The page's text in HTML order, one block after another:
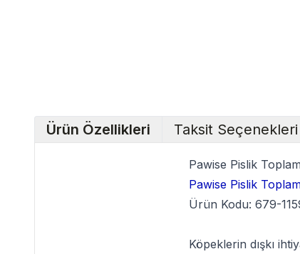
Ürün Özellikleri Taksit Seçenekleri
Pawise Pislik
Pawise Pislik
Ürün Kodu: 679-
Köpeklerin dışkı